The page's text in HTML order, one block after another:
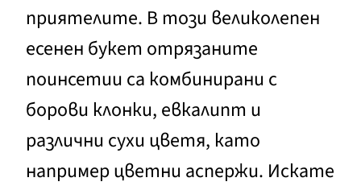
приятелите. В този великолепен
есенен букет отрязаните
поинсетии са комбинирани с
борови клонки, евкалипт и
различни сухи цветя, като
например цветни аспержи. Искате